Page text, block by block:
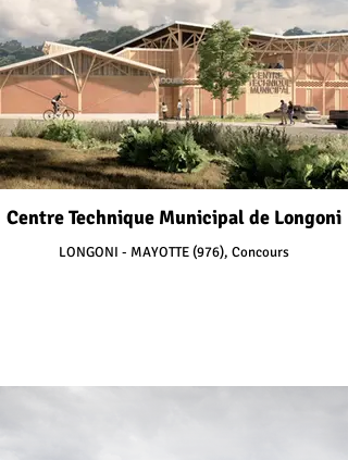
Centre Technique Municipal de Longoni
LONGONI - MAYOTTE (976), Concours